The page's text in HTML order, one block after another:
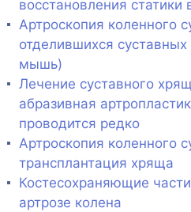
восстановления статики
Артроскопия коленного
отделившихся суставных
мышь)
Лечение суставного
абразивная
проводится редко
Артроскопия коленного
трансплантация хряща
Костесохраняющие
артрозе колена